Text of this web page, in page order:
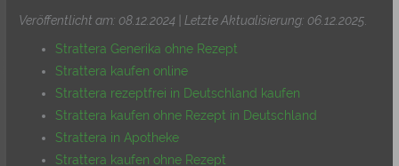
Veröffentlicht am: 08.12.2024 | Letzte Aktualisierung: 06.12.2025
Strattera Generika ohne Rezept
Strattera kaufen online
Strattera rezeptfrei in Deutschland kaufen
Strattera kaufen ohne Rezept in Deutschland
Strattera in Apotheke
Strattera kaufen ohne Rezept